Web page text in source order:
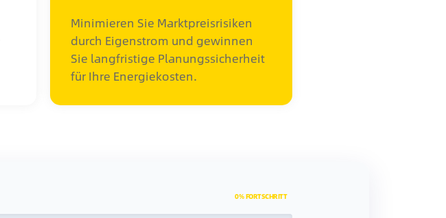
Minimieren Sie Marktpreisrisiken
durch Eigenstrom und gewinnen
Sie langfristige Planungssicherheit
für Ihre Energiekosten.